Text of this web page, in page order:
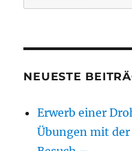
nach:
NEUESTE
Erwerb einer
Übungen mit